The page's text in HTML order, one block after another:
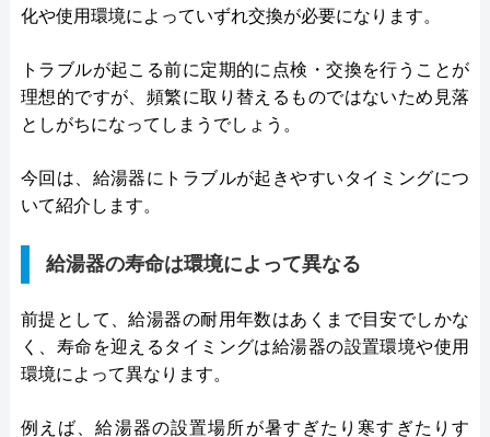
化や使用環境によっていずれ交換が必要になります。
トラブルが起こる前に定期的に点検・交換を行うことが
理想的ですが、頻繁に取り替えるものではないため見落
としがちになってしまうでしょう。
今回は、給湯器にトラブルが起きやすいタイミングにつ
いて紹介します。
給湯器の寿命は環境によって異なる
前提として、給湯器の耐用年数はあくまで目安でしかな
く、寿命を迎えるタイミングは給湯器の設置環境や使用
環境によって異なります。
例えば、給湯器の設置場所が暑すぎたり寒すぎたりす